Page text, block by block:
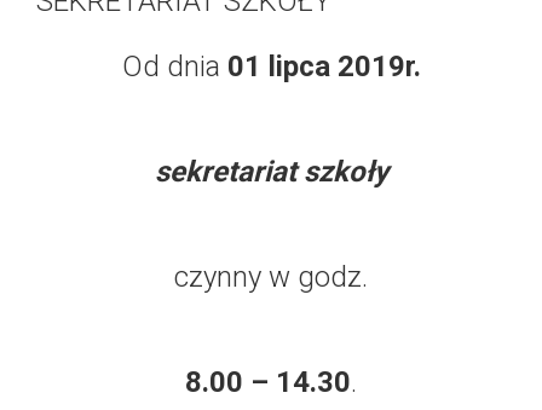
Od dnia 01 lipca 2019r.
sekretariat szkoły
czynny w godz.
8.00 – 14.30.